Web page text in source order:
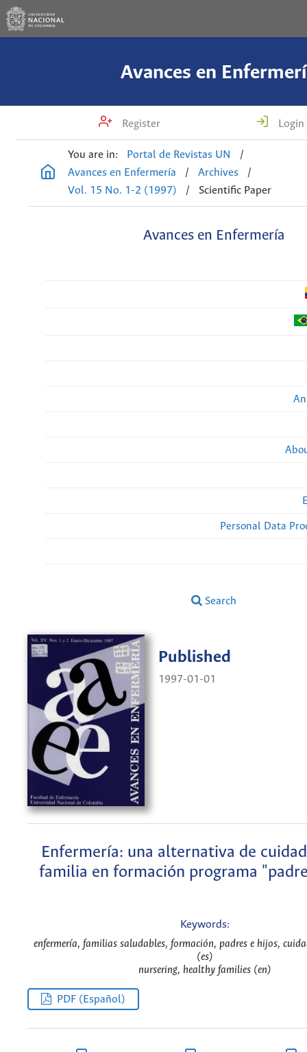
Avances en
Register Login
You are in: Portal de Revistas UN
/
Avances en Enfermería
/ Archives
/
Vol. 15 No. 1-2 (1997)
/ Scientific Paper
Avances en Enfermería
Personal Data
Search
Published
1997-01-01
Enfermería: una alternativa de
familia en formación programa
Keywords:
enfermería, familias saludables, formación, padres e hijos,
(es)
nursering, healthy families (en)
PDF (Español)